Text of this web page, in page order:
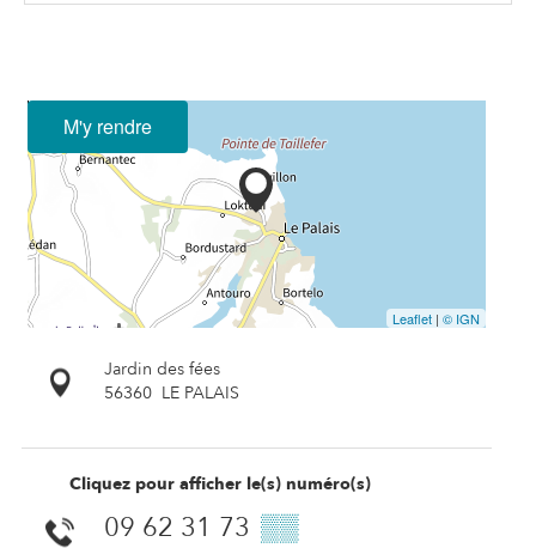
M'y rendre
Leaflet | © IGN
Jardin des fées
56360 LE PALAIS
Cliquez pour afficher le(s) numéro(s)
09 62 31 73 ▒▒